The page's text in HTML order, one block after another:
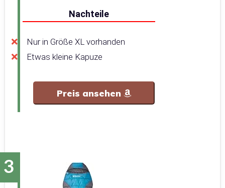
Nachteile
Nur in Größe XL vorhanden
Etwas kleine Kapuze
Preis ansehen